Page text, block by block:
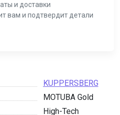
и доставки
вам и подтвердит детали
KUPPERSBERG
MOTUBA Gold
High-Tech